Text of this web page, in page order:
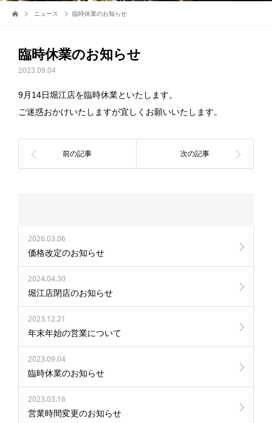
ニュース 臨時休業のお知らせ
臨時休業のお知らせ
2023.09.04
9月14日堀江店を臨時休業といたします。
ご迷惑おかけいたしますが宜しくお願いいたします。
2026.03.06
価格改定のお知らせ
2024.04.30
堀江店閉店のお知らせ
2023.12.21
年末年始の営業について
2023.09.04
臨時休業のお知らせ
2023.03.16
営業時間変更のお知らせ